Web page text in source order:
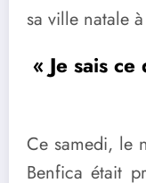
sa ville natale
« Je sais
Ce samedi, le
Benfica était